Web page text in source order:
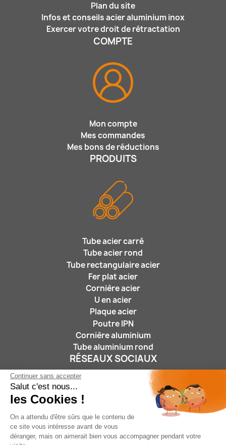
Continuer sans accepter
Salut c'est nous...
les Cookies !
On a attendu d'être sûrs que le contenu de
ce site vous intéresse avant de vous
déranger, mais on aimerait bien vous accompagner pendant votre
Plan du site
Infos et conseils acier aluminium inox
Exercer votre droit de rétractation
COMPTE
Mon compte
Mes commandes
Mes bons de réductions
PRODUITS
Tube acier carré
Tube acier rond
Tube rectangulaire acier
Fer plat acier
Cornière acier
U en acier
Plaque acier
Poutre IPN
Cornière aluminium
Tube aluminium rond
RÉSEAUX SOCIAUX
Nous suivre :